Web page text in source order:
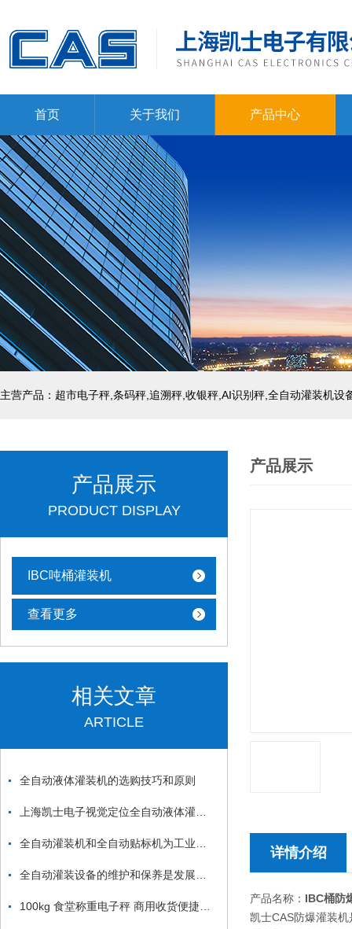
首页 关于我们 产品中心
主营产品：超市电子秤,条码秤,追溯秤,收银秤,AI识别秤,全自动灌装机设
产品展示
PRODUCT DISPLAY
IBC吨桶灌装机
查看更多
相关文章
ARTICLE
全自动液体灌装机的选购技巧和原则
产品展示
详情介绍
产品名称： IBC桶防
凯士CAS防爆灌装